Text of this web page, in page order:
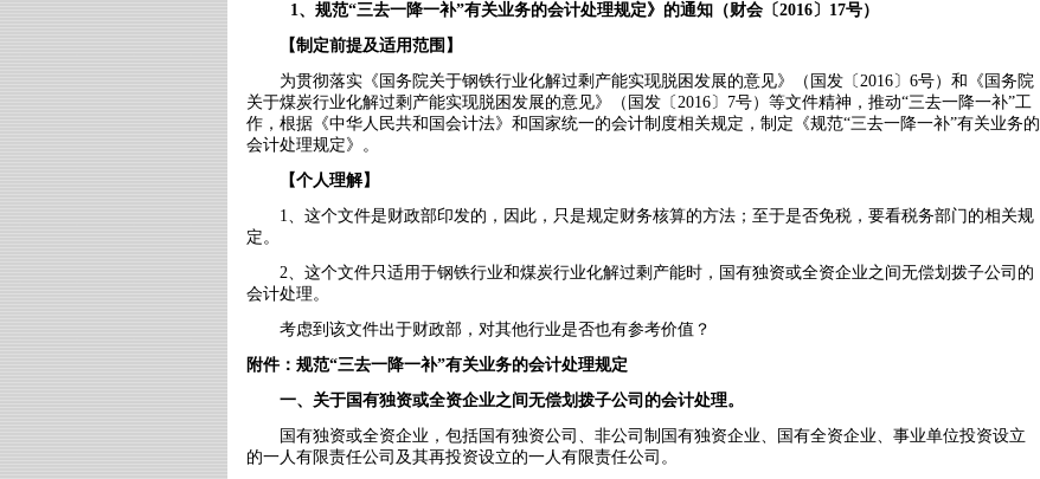
1、规范“三去一降一补”有关业务的会计处理规定》的通知（财会〔2016〕17号）
【制定前提及适用范围】
为贯彻落实《国务院关于钢铁行业化解过剩产能实现脱困发展的意见》（国发〔 2016 〕 6号）和《国务院
关于煤炭行业化解过剩产能实现脱困发展的意见》（国发〔 2016 〕 7号）等文件精神，推动“三去一降一补”工
作，根据《中华人民共和国会计法》和国家统一的会计制度相关规定，制定《规范“三去一降一补”有关业务的
会计处理规定》。
【个人理解】
1、这个文件是财政部印发的，因此，只是规定财务核算的方法；至于是否免税，要看税务部门的相关规
定。
2、这个文件只适用于钢铁行业和煤炭行业化解过剩产能时，国有独资或全资企业之间无偿划拨子公司的
会计处理。
考虑到该文件出于财政部，对其他行业是否也有参考价值？
附件：规范“三去一降一补”有关业务的会计处理规定
一、关于国有独资或全资企业之间无偿划拨子公司的会计处理。
国有独资或全资企业，包括国有独资公司、非公司制国有独资企业、国有全资企业、事业单位投资设立
的一人有限责任公司及其再投资设立的一人有限责任公司。